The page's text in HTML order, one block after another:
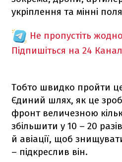
укріплення та мінні
Не пропустіть
Підпишіться на 24
Тобто швидко пройти
Єдиний шлях, як це
фронт величезною
збільшити у 10 – 20 разів
й авіації, щоб
– підкреслив він.